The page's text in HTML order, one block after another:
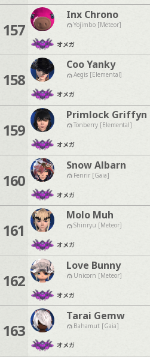
157
Inx Chrono
Yojimbo [Meteor]
オメガ
158
Coo Yanky
Aegis [Elemental]
オメガ
159
Primlock Griffyn
Tonberry [Elemental]
オメガ
160
Snow Albarn
Fenrir [Gaia]
オメガ
161
Molo Muh
Shinryu [Meteor]
オメガ
162
Love Bunny
Unicorn [Meteor]
オメガ
163
Tarai Gemw
Bahamut [Gaia]
オメガ